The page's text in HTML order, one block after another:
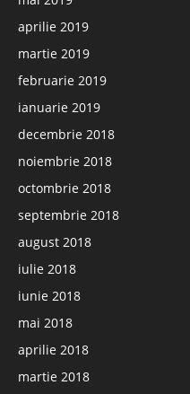
aprilie 2019
martie 2019
februarie 2019
ianuarie 2019
decembrie 2018
noiembrie 2018
octombrie 2018
septembrie 2018
august 2018
iulie 2018
iunie 2018
mai 2018
aprilie 2018
martie 2018